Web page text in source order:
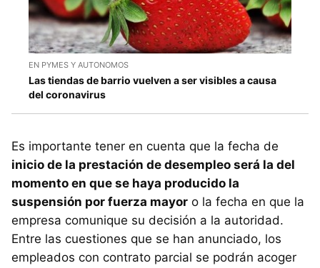
EN PYMES Y AUTONOMOS
Las tiendas de barrio vuelven a ser visibles a causa
del coronavirus
Es importante tener en cuenta que la fecha de
inicio de la prestación de desempleo será la del
momento en que se haya producido la
suspensión por fuerza mayor o la fecha en que la
empresa comunique su decisión a la autoridad.
Entre las cuestiones que se han anunciado, los
empleados con contrato parcial se podrán acoger